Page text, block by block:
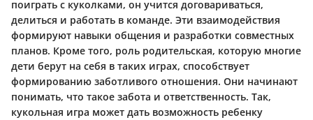
поиграть с куколками, он учится договариваться,
делиться и работать в команде. Эти взаимодействия
формируют навыки общения и разработки совместных
планов. Кроме того, роль родительская, которую многие
дети берут на себя в таких играх, способствует
формированию заботливого отношения. Они начинают
понимать, что такое забота и ответственность. Так,
кукольная игра может дать возможность ребенку